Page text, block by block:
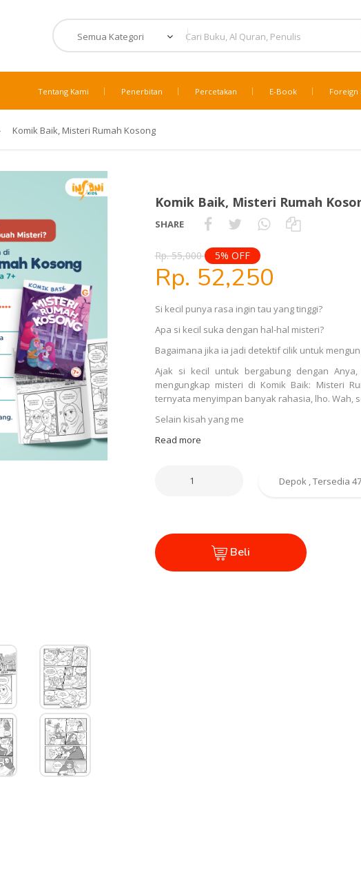
Tentang Kami Penerbitan Percetakan E-Book Foreign
Komik Baik, Misteri Rumah Kosong
Komik Baik, Misteri Rumah
SHARE
Rp. 55,000 5% OFF
Rp. 52,250
Si kecil punya rasa ingin tau yang tinggi?
Apa si kecil suka dengan hal-hal misteri?
Bagaimana jika ia jadi detektif cilik untuk
Ajak si kecil untuk bergabung dengan
mengungkap misteri di Komik Baik: Misteri
ternyata menyimpan banyak rahasia, lho. Wah,
Selain kisah yang me
Read more
Beli